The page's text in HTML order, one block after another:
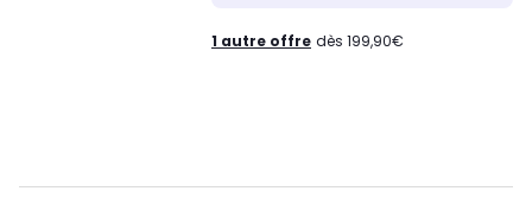
1 autre offre dès 199,90€